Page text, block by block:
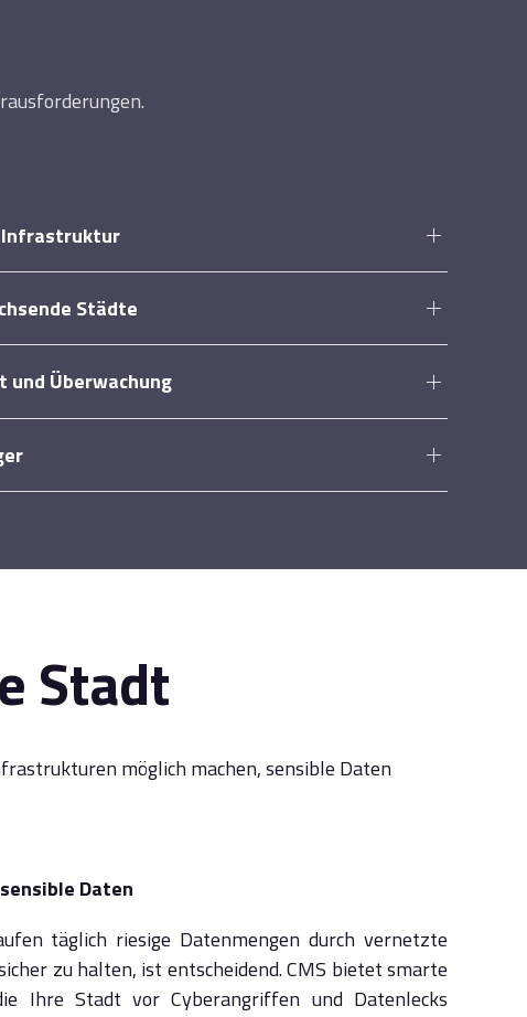
Städte
Überwachung
Stadt
möglich machen, sensible Daten
Daten
täglich riesige Datenmengen durch vernetzte
zu halten, ist entscheidend. CMS bietet smarte
Ihre Stadt vor Cyberangriffen und Datenlecks